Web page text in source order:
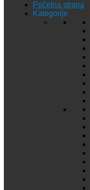
Početna strana
Kategorije